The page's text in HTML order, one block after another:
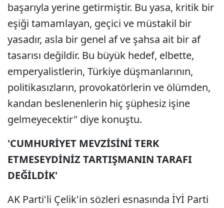
başarıyla yerine getirmiştir. Bu yasa, kritik bir
eşiği tamamlayan, geçici ve müstakil bir
yasadır, asla bir genel af ve şahsa ait bir af
tasarısı değildir. Bu büyük hedef, elbette,
emperyalistlerin, Türkiye düşmanlarının,
politikasızların, provokatörlerin ve ölümden,
kandan beslenenlerin hiç şüphesiz işine
gelmeyecektir" diye konuştu.
'CUMHURİYET MEVZİSİNİ TERK
ETMESEYDİNİZ TARTIŞMANIN TARAFI
DEĞİLDİK'
AK Parti'li Çelik'in sözleri esnasında İYİ Parti